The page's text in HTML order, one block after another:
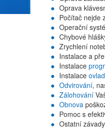
Oprava
Počítač nejde
Operační
Chybové
Zrychlení
Instalace a
Instalace
Instalace
Odvirování,
Zálohování
Obnova
Pomoc s
Ostatní závady